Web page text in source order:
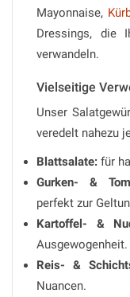
Mayonnaise,
Dressings, die
verwandeln.
Vielseitige
Unser
veredelt nahezu
Blattsalate: für
Gurken- &
perfekt zur
Kartoffel- &
Ausgewogenheit.
Reis- &
Nuancen.